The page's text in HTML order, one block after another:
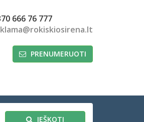
666 76 777
PRENUMERUOTI
IEŠKOTI